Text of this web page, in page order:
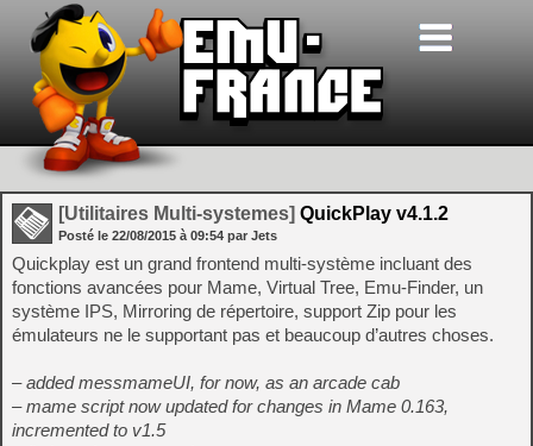
[Utilitaires Multi-systemes] QuickPlay v4.1.2
Posté le 22/08/2015 à 09:54 par Jets
Quickplay est un grand frontend multi-système incluant des
fonctions avancées pour Mame, Virtual Tree, Emu-Finder, un
système IPS, Mirroring de répertoire, support Zip pour les
émulateurs ne le supportant pas et beaucoup d’autres choses.
– added messmameUI, for now, as an arcade cab
– mame script now updated for changes in Mame 0.163,
incremented to v1.5